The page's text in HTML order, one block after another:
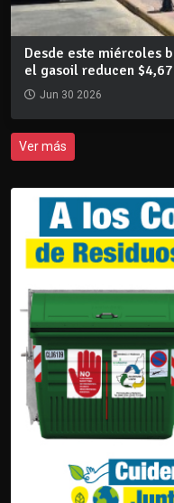
Desde este miércoles
el gasoil reducen
Jun 30 2026
Ver más